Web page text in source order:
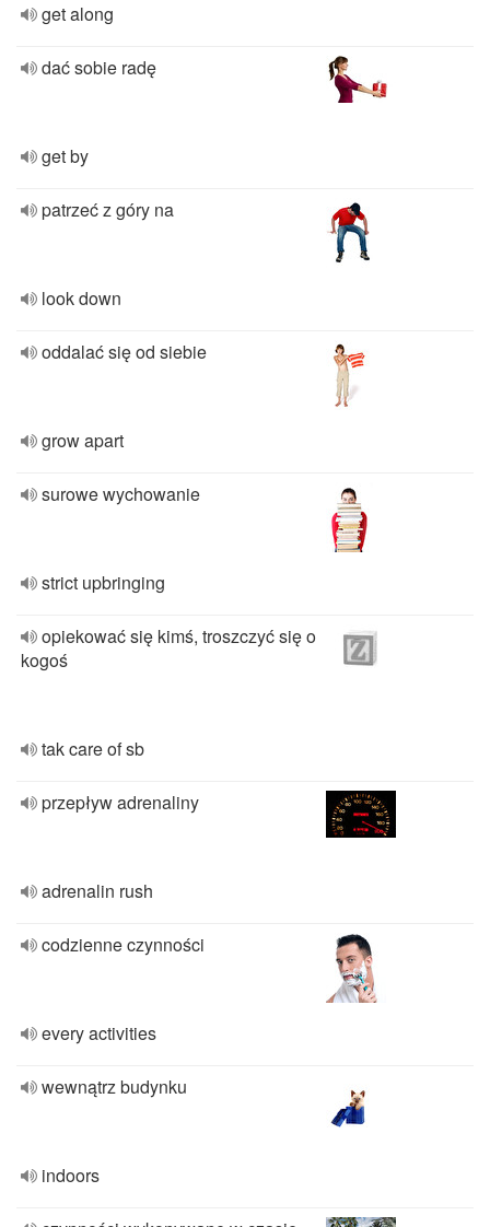
get along
dać sobie radę
get by
patrzeć z góry na
look down
oddalać się od siebie
grow apart
surowe wychowanie
strict upbringing
opiekować się kimś, troszczyć się o
kogoś
tak care of sb
przepływ adrenaliny
adrenalin rush
codzienne czynności
every activities
wewnątrz budynku
indoors